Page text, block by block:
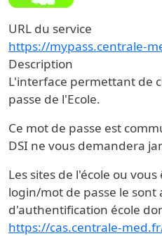
URL du service
https://mypass.centrale-
Description
L'interface permettant de
passe de l'Ecole.
Ce mot de passe est
DSI ne vous demandera
Les sites de l'école ou
login/mot de passe le sont
d'authentification école
https://cas.centrale-